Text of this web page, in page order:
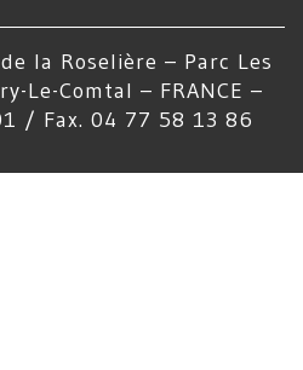
de la Roselière – Parc Les
Le-Comtal – FRANCE –
/ Fax. 04 77 58 13 86